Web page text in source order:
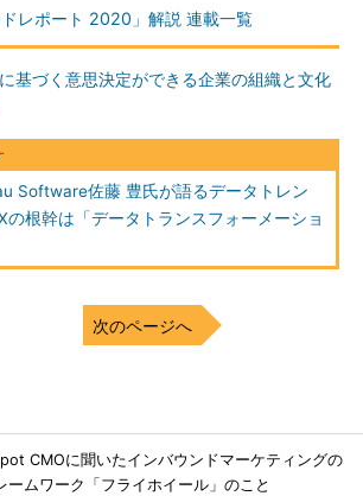
ドレポート 2020」解説 連載一覧
基づく意思決定ができる企業の組織と文化
Software佐藤 豊氏が語るデータトレン
根幹は「データトランスフォーメーショ
次のページへ
CMOに聞いたインバウンドマーケティングの
ームワーク「フライホイール」のこと